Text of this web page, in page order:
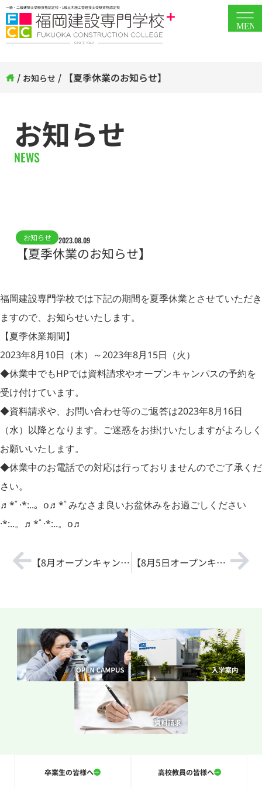
一級・二級建築士受験資格認定校・1級土木施工管理技士受験資格認定校
MENU
/ お知らせ / 【夏季休業のお知らせ】
お知らせ
NEWS
お知らせ 2023.08.09
【夏季休業のお知らせ】
福岡建設専門学校では下記の期間を夏季休業とさせていただき
ますので、お知らせいたします。
【夏季休業期間】
2023年8月10日（木）～2023年8月15日（火）
◆休業中でもHPでは資料請求やオープンキャンパスの予約を
受け付けています。
◆資料請求や、お問い合わせ等のご返答は2023年8月16日
（水）以降となります。ご迷惑をお掛けいたしますがよろしく
お願いいたします。
◆休業中のお電話での対応は行っておりませんのでご了承くだ
さい。
♬*ﾟ·*:..。o♬*ﾟみなさま良いお盆休みをお過ごしください
·*:..。♬*ﾟ·*:..。o♬
【8月オープンキャンパス参加者募集中！】 【8月5日オープンキャンパスを開催しました♪】
卒業生の皆様へ 高校教員の皆様へ